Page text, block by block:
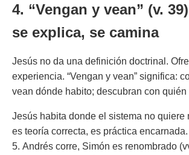
4. “Vengan y vean” (v.
se explica, se camina
Jesús no da una definición doctrinal.
experiencia. “Vengan y vean” significa:
vean dónde habito; descubran con quién
Jesús habita donde el sistema no quiere
es teoría correcta, es práctica encarnada.
5. Andrés corre, Simón es renombrado